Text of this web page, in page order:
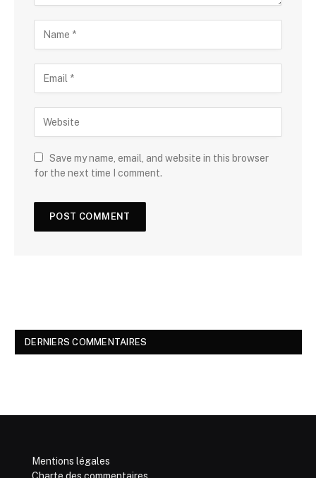
Save my name, email, and website in this browser
for the next time I comment.
DERNIERS COMMENTAIRES
Mentions légales
Charte des commentaires